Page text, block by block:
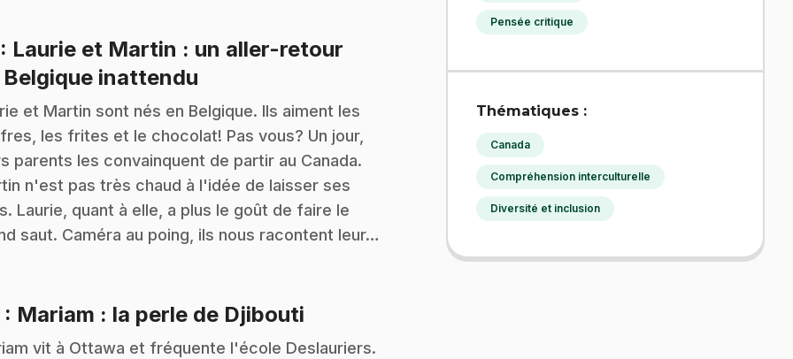
: Laurie et Martin : un aller-retour
Belgique inattendu
et Martin sont nés en Belgique. Ils aiment les
les frites et le chocolat! Pas vous? Un jour,
parents les convainquent de partir au Canada.
n'est pas très chaud à l'idée de laisser ses
Laurie, quant à elle, a plus le goût de faire le
saut. Caméra au poing, ils nous racontent leur…
: Mariam : la perle de Djibouti
vit à Ottawa et fréquente l'école Deslauriers.
Pensée critique
Thématiques :
Canada
Compréhension interculturelle
Diversité et inclusion